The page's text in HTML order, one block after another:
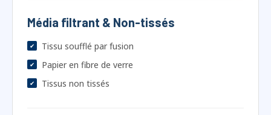
Tissu soufflé par fusion
Tissus non tissés